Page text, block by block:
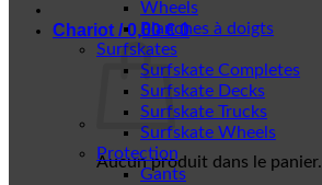
Chariot /0,00€ 0
Aucun produit dans le panier.
Wheels
Planches à doigts
Surfskates
Surfskate Completes
Surfskate Decks
Surfskate Trucks
Surfskate Wheels
Protection
Gants